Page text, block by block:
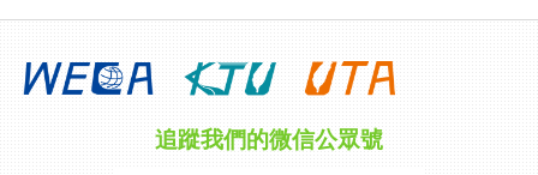
追蹤我們的微信公眾號